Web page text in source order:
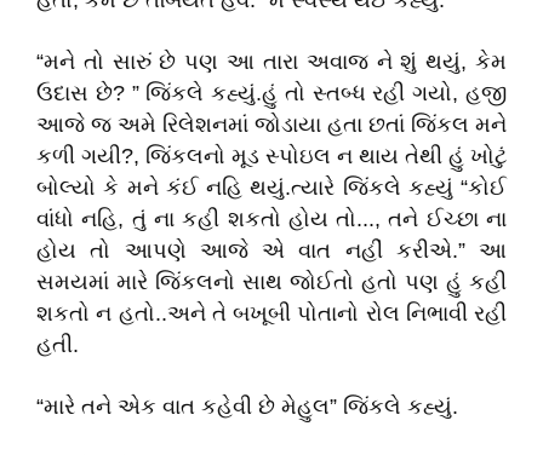
“મને તો સારું છે પણ આ તારા અવાજ ને શું થયું, કેમ
ઉદાસ છે? ” જિંકલે કહ્યું.હું તો સ્તબ્ધ રહી ગયો, હજી
આજે જ અમે રિલેશનમાં જોડાયા હતા છતાં જિંકલ મને
કળી ગયી?, જિંકલનો મૂડ સ્પોઇલ ન થાય તેથી હું ખોટું
બોલ્યો કે મને કંઈ નહિ થયું.ત્યારે જિંકલે કહ્યું “કોઈ
વાંધો નહિ, તું ના કહી શકતો હોય તો..., તને ઈચ્છા ના
હોય તો આપણે આજે એ વાત નહીં કરીએ.” આ
સમયમાં મારે જિંકલનો સાથ જોઈતો હતો પણ હું કહી
શકતો ન હતો..અને તે બખૂબી પોતાનો રોલ નિભાવી રહી
હતી.
“મારે તને એક વાત કહેવી છે મેહુલ” જિંકલે કહ્યું.